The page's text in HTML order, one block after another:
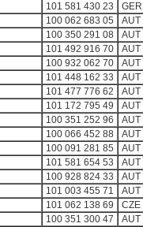
101 581 430 23 GER
100 062 683 05 AUT
100 350 291 08 AUT
101 492 916 70 AUT
100 932 062 70 AUT
101 448 162 33 AUT
101 477 776 62 AUT
101 172 795 49 AUT
100 351 252 96 AUT
100 066 452 88 AUT
100 091 281 85 AUT
101 581 654 53 AUT
100 928 824 33 AUT
101 003 455 71 AUT
101 062 138 69 CZE
100 351 300 47 AUT